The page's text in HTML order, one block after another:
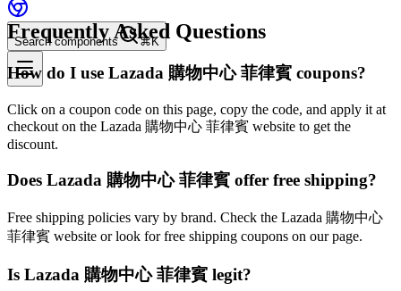
Search components ⌘K
Frequently Asked Questions
How do I use Lazada 購物中心 菲律賓 coupons?
Click on a coupon code on this page, copy the code, and apply it at
checkout on the Lazada 購物中心 菲律賓 website to get the
discount.
Does Lazada 購物中心 菲律賓 offer free shipping?
Free shipping policies vary by brand. Check the Lazada 購物中心
菲律賓 website or look for free shipping coupons on our page.
Is Lazada 購物中心 菲律賓 legit?